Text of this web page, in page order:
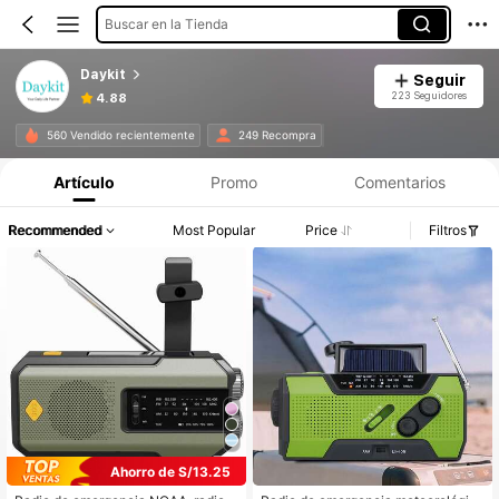
Buscar en la Tienda
Daykit
4.88
Seguir
223 Seguidores
560 Vendido recientemente 249 Recompra
Artículo Promo Comentarios
Recommended Most Popular Price Filtros
Ahorro de S/13.25